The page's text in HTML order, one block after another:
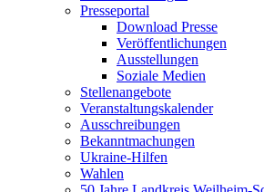
Presseportal
Download Presse
Veröffentlichungen
Ausstellungen
Soziale Medien
Stellenangebote
Veranstaltungskalender
Ausschreibungen
Bekanntmachungen
Ukraine-Hilfen
Wahlen